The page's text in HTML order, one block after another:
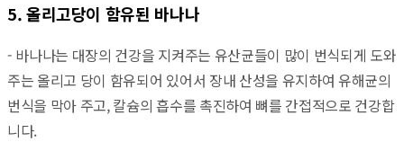
5. 올리고당이 함유된 바나나
- 바나나는 대장의 건강을 지켜주는 유산균들이 많이 번식되게 도와
주는 올리고 당이 함유되어 있어서 장내 산성을 유지하여 유해균의
번식을 막아 주고, 칼슘의 흡수를 촉진하여 뼈를 간접적으로 건강합
니다.